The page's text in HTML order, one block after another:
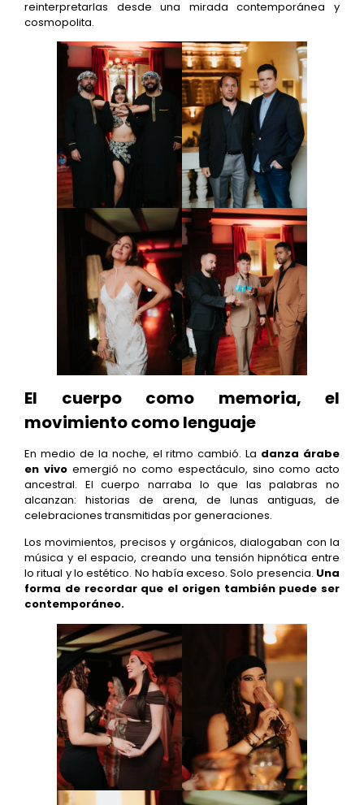
reinterpretarlas desde una mirada contemporánea y
cosmopolita.
El cuerpo como memoria, el
movimiento como lenguaje
En medio de la noche, el ritmo cambió. La danza árabe
en vivoemergió no como espectáculo, sino como acto
ancestral. El cuerpo narraba lo que las palabras no
alcanzan: historias de arena, de lunas antiguas, de
celebraciones transmitidas por generaciones.
Los movimientos, precisos y orgánicos, dialogaban con la
música y el espacio, creando una tensión hipnótica entre
lo ritual y lo estético. No había exceso. Solo presencia. Una
forma de recordar que el origen también puede ser
contemporáneo.